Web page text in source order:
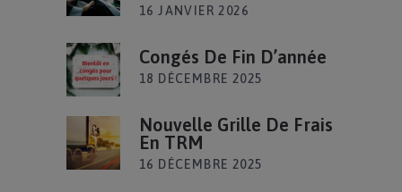
16 JANVIER 2026
Congés De Fin D’année
18 DÉCEMBRE 2025
Nouvelle Grille De Frais
En TRM
16 DÉCEMBRE 2025